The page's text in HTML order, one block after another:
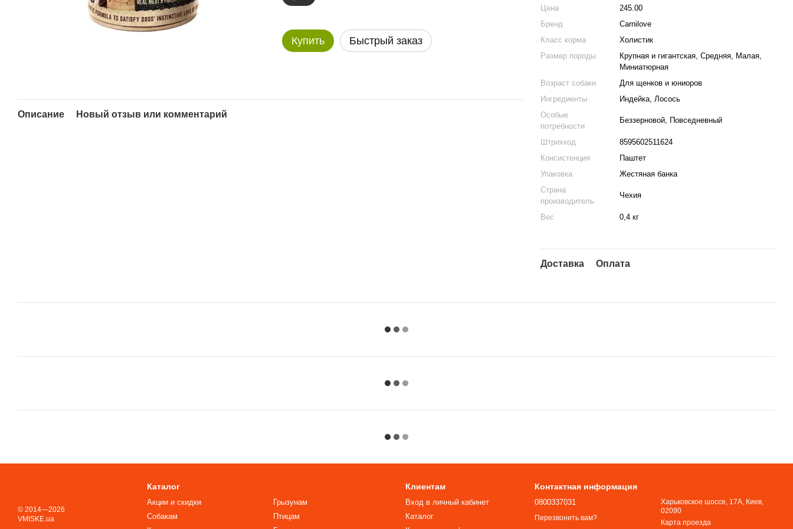
Купить Быстрый заказ
Цена
245.00
Бренд
Carnilove
Класс корма
Холистик
Размер породы
Крупная и гигантская, Средняя, Малая,
Миниатюрная
Возраст собаки
Для щенков и юниоров
Ингредиенты
Индейка, Лосось
Особые
потребности
Беззерновой, Повседневный
Штрихкод
8595602511624
Консистенция
Паштет
Упаковка
Жестяная банка
Страна
производитель
Чехия
Вес 0,4 кг
Доставка Оплата
Описание Новый отзыв или комментарий
© 2014—2026
VMISKE.ua
Каталог
Акции и скидки
Собакам
Грызунам
Птицам
Клиентам
Вход в личный кабинет
Каталог
Контактная информация
0800337031
Перезвонить вам?
Харьковское шоссе, 17А, Киев,
02090
Карта проезда